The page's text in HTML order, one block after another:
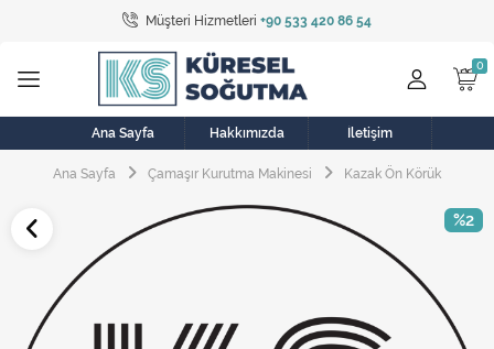
Müşteri Hizmetleri +90 533 420 86 54
Tüm Kategoriler
Bulaşık Makinesi
Buzdolabı
Çamaşır Kurutma Makinesi
Elektrikli Aksamlar
Ana Sayfa Hakkımızda İletişim
Ana Sayfa Çamaşır Kurutma Makinesi Kazak Ön Körük
%2